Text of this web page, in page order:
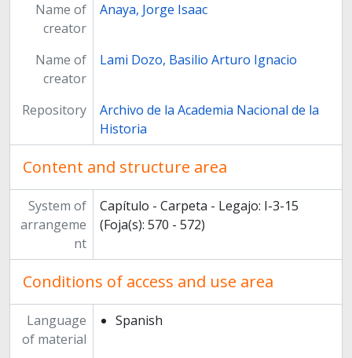
Name of
creator
Anaya, Jorge Isaac
Name of
creator
Lami Dozo, Basilio Arturo Ignacio
Repository
Archivo de la Academia Nacional de la
Historia
Content and structure area
System of
arrangeme
nt
Capítulo - Carpeta - Legajo: I-3-15
(Foja(s): 570 - 572)
Conditions of access and use area
Language
of material
Spanish